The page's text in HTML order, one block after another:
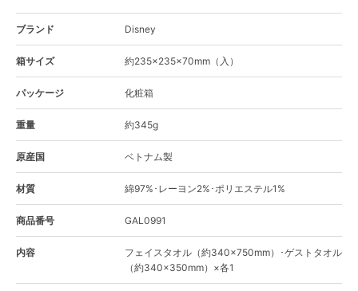
ブランド Disney
箱サイズ 約235×235×70mm（入）
パッケージ 化粧箱
重量 約345g
原産国 ベトナム製
材質 綿97%･レーヨン2%･ポリエステル1%
商品番号 GAL0991
内容
フェイスタオル（約340×750mm）･ゲストタオル
（約340×350mm）×各1